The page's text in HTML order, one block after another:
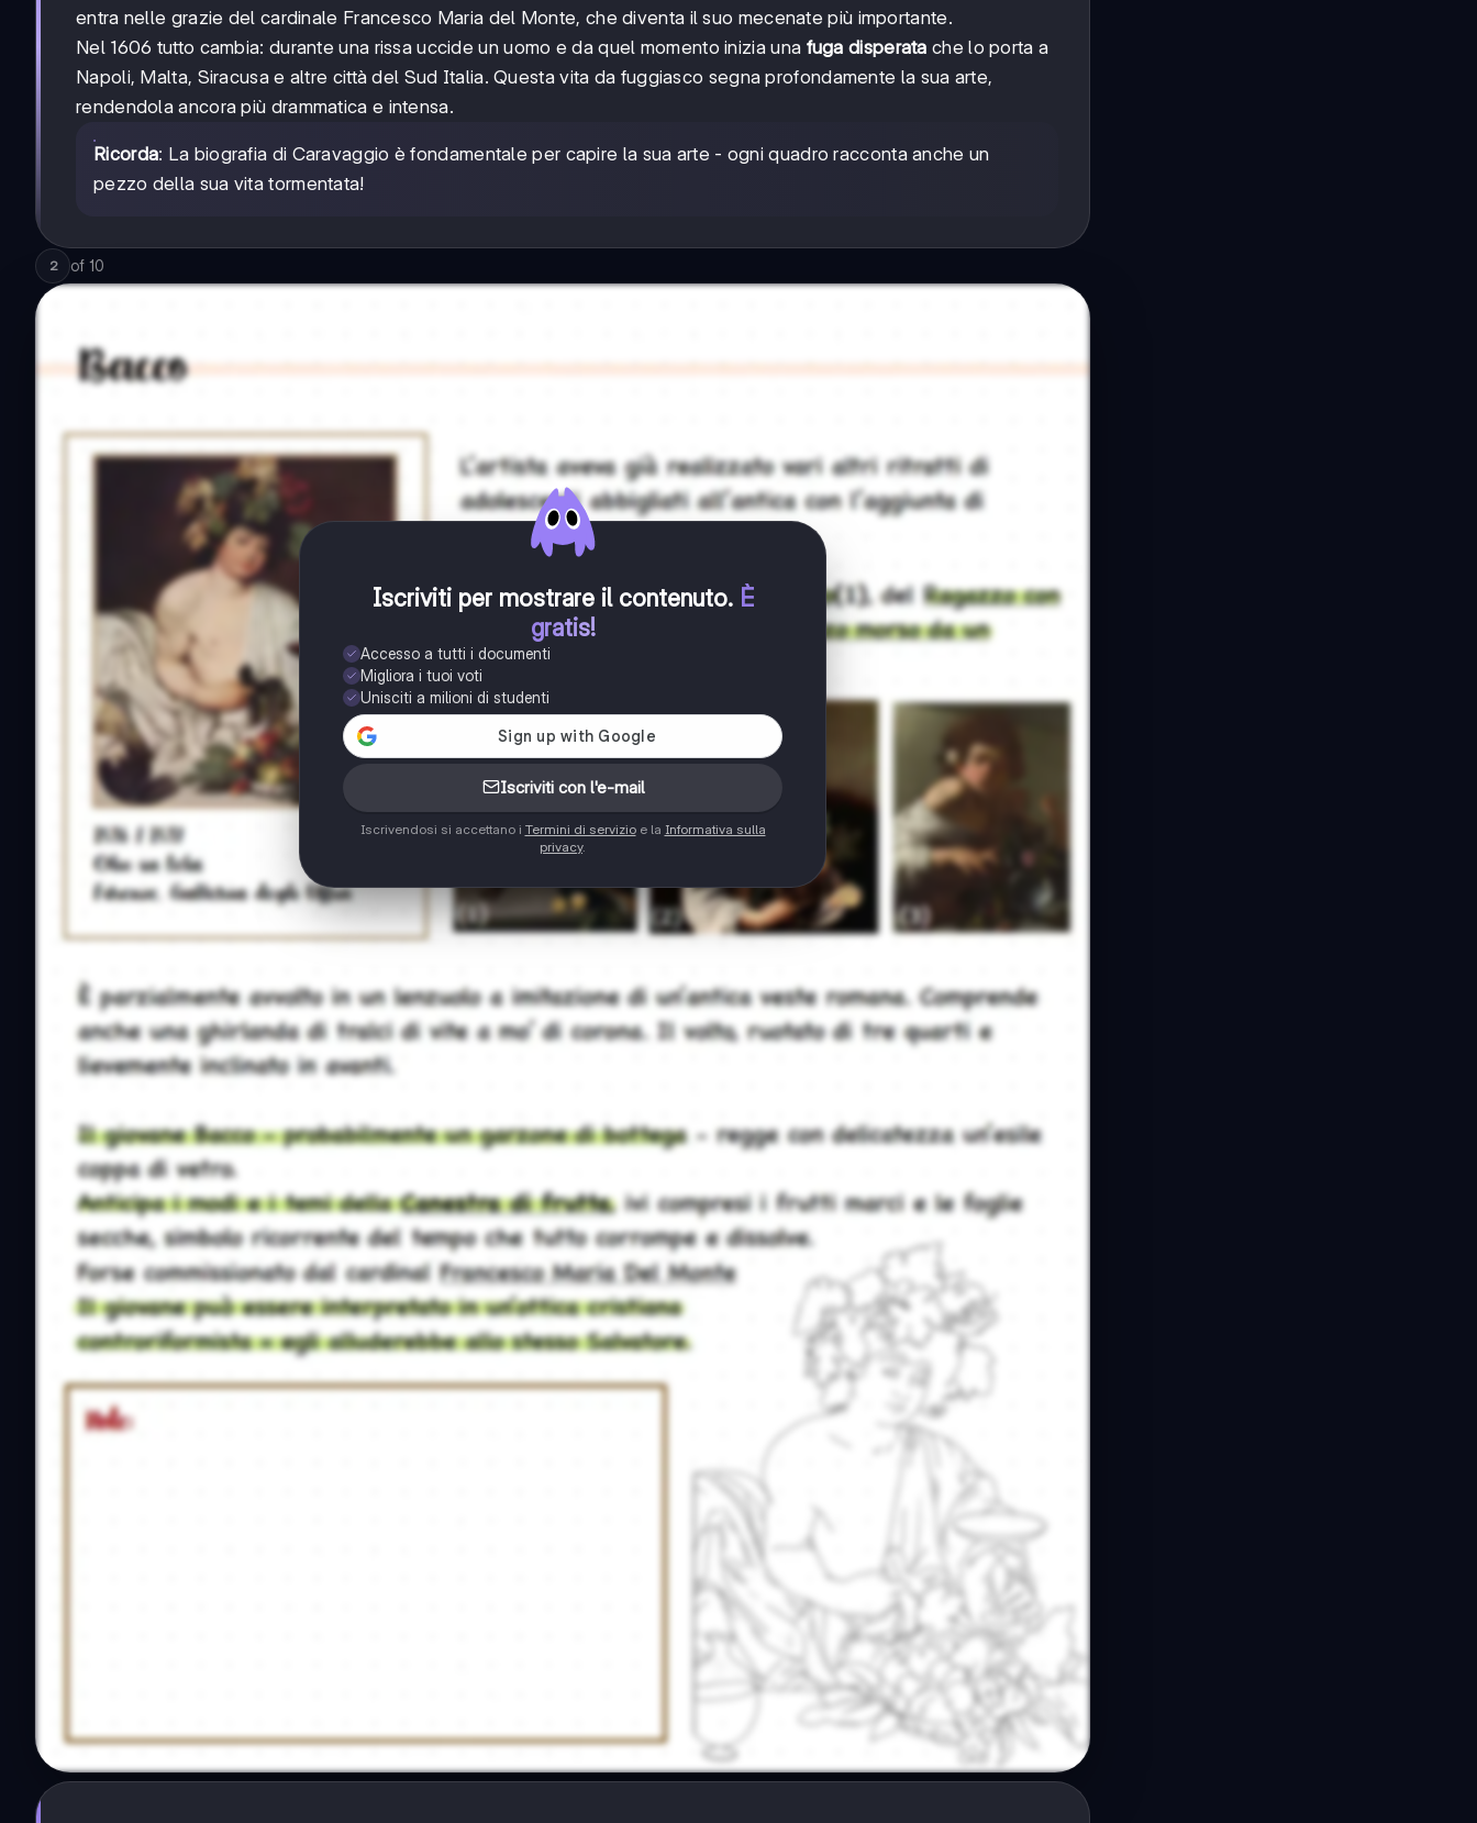
entra nelle grazie del cardinale Francesco Maria del Monte, che diventa il suo mecenate più importante.
Nel 1606 tutto cambia: durante una rissa uccide un uomo e da quel momento inizia una fuga disperata che lo porta a
Napoli, Malta, Siracusa e altre città del Sud Italia. Questa vita da fuggiasco segna profondamente la sua arte,
rendendola ancora più drammatica e intensa.
Ricorda: La biografia di Caravaggio è fondamentale per capire la sua arte - ogni quadro racconta anche un
pezzo della sua vita tormentata!
2 of 10
Iscriviti per mostrare il contenuto. È
gratis!
Accesso a tutti i documenti
Migliora i tuoi voti
Unisciti a milioni di studenti
Iscriviti con l'e-mail
Iscrivendosi si accettano i Termini di servizioe la Informativa sulla
privacy.